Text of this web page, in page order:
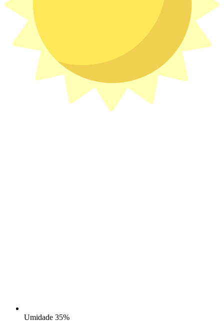
Umidade 35%